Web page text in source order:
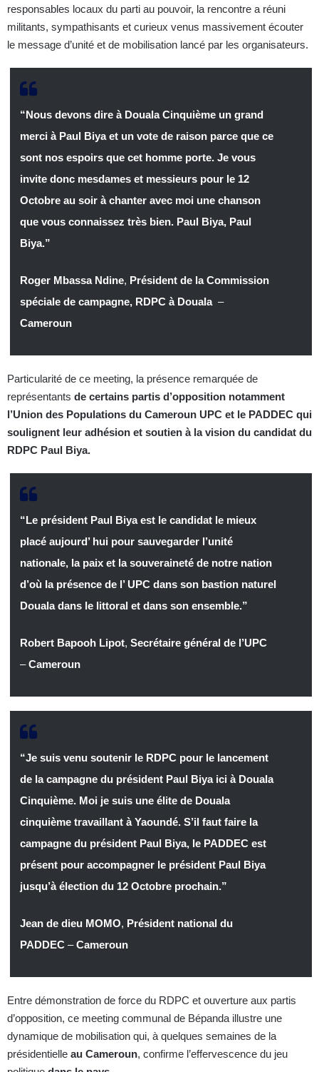
responsables locaux du parti au pouvoir, la rencontre a réuni
militants, sympathisants et curieux venus massivement écouter
le message d’unité et de mobilisation lancé par les organisateurs.
“Nous devons dire à Douala Cinquième un grand
merci à Paul Biya et un vote de raison parce que ce
sont nos espoirs que cet homme porte. Je vous
invite donc mesdames et messieurs pour le 12
Octobre au soir à chanter avec moi une chanson
que vous connaissez très bien. Paul Biya, Paul
Biya.”
Roger Mbassa Ndine, Président de la Commission
spéciale de campagne, RDPC à Douala –
Cameroun
Particularité de ce meeting, la présence remarquée de
représentants de certains partis d’opposition notamment
l’Union des Populations du Cameroun UPC et le PADDEC qui
soulignent leur adhésion et soutien à la vision du candidat du
RDPC Paul Biya.
“Le président Paul Biya est le candidat le mieux
placé aujourd’ hui pour sauvegarder l’unité
nationale, la paix et la souveraineté de notre nation
d’où la présence de l’ UPC dans son bastion naturel
Douala dans le littoral et dans son ensemble.”
Robert Bapooh Lipot, Secrétaire général de l’UPC
–Cameroun
“Je suis venu soutenir le RDPC pour le lancement
de la campagne du président Paul Biya ici à Douala
Cinquième. Moi je suis une élite de Douala
cinquième travaillant à Yaoundé. S’il faut faire la
campagne du président Paul Biya, le PADDEC est
présent pour accompagner le président Paul Biya
jusqu’à élection du 12 Octobre prochain.”
Jean de dieu MOMO, Président national du
PADDEC–Cameroun
Entre démonstration de force du RDPC et ouverture aux partis
d’opposition, ce meeting communal de Bépanda illustre une
dynamique de mobilisation qui, à quelques semaines de la
présidentielle au Cameroun, confirme l’effervescence du jeu